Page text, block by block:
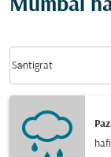
Mumbai
Santigrat
keyboard_arrow_down